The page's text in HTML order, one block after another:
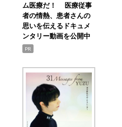
ム医療だ！ 医療従事
者の情熱、患者さんの
思いを伝えるドキュメ
ンタリー動画を公開中
PR